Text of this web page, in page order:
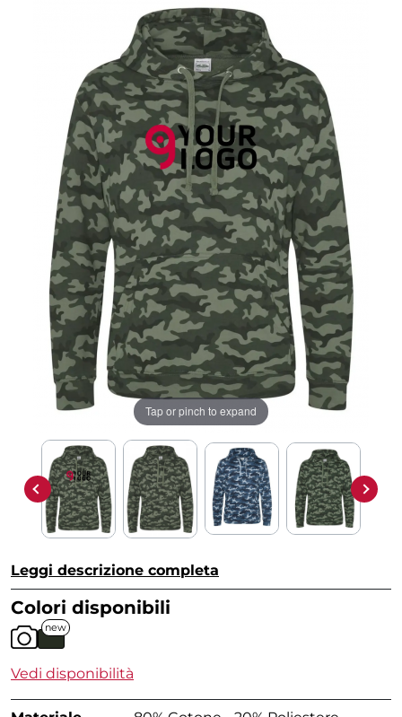
Tap or pinch to expand
Leggi descrizione completa
Colori disponibili
new
Vedi disponibilità